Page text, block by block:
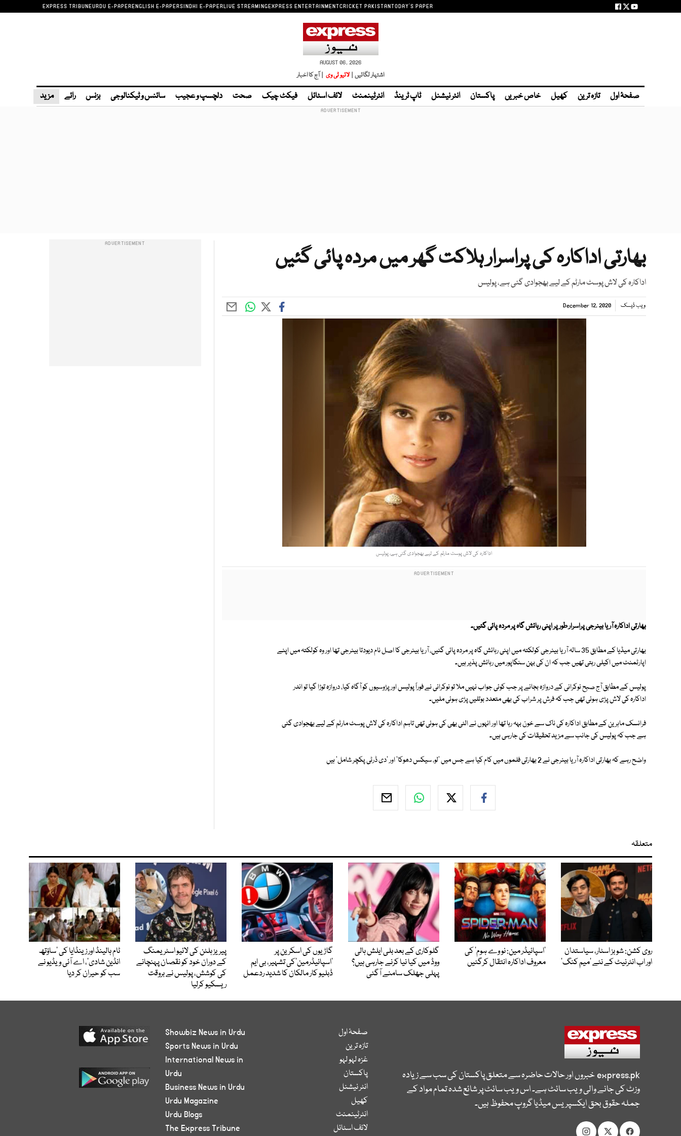
EXPRESS TRIBUNEURDU E-PAPERENGLISH E-PAPERSINDHI E-PAPERLIVE STREAMINGEXPRESS ENTERTAINMENTCRICKET PAKISTANTODAY'S PAPER
AUGUST 06, 2026
اشتہار لگائیں | لائیو ٹی وی | آج کا اخبار
صفحۂ اول تازہ ترین کھیل خاص خبریں پاکستان انٹر نیشنل ٹاپ ٹرینڈ انٹرٹینمنٹ لائف اسٹائل فیکٹ چیک صحت دلچسپ و عجیب سائنس و ٹیکنالوجی بزنس رائے مزید
بھارتی اداکارہ کی پراسرار ہلاکت گھر میں مردہ پائی گئیں
اداکارہ کی لاش پوسٹ مارٹم کے لیے بھجوادی گئی ہے، پولیس
ویب ڈیسک December 12, 2020
اداکارہ کی لاش پوسٹ مارٹم کے لیے بھجوادی گئی ہے، پولیس
بھارتی اداکارہ آریا بینرجی پراسرار طور پر اپنی رہائش گاہ پر مردہ پائی گئیں۔
بھارتی میڈیا کے مطابق 35 سالہ آریا بینرجی کولکتہ میں اپنی رہائش گاہ پر مردہ پائی گئیں، آریا بینرجی کا اصل نام دیودتا بینرجی تھا اور وہ کولکتہ میں اپنے
اپارٹمنٹ میں اکیلی رہتی تھیں جب کہ ان کی بہن سنگاپور میں رہائش پذیر ہیں۔
پولیس کے مطابق آج صبح نوکرانی کے دروازہ بجانے پر جب کوئی جواب نہیں ملا تو نوکرانی نے فوراً پولیس اور پڑوسیوں کو آگاہ کیا، دروازہ توڑا گیا تو اندر
اداکارہ کی لاش پڑی ہوئی تھی جب کہ فرش پر شراب کی بھی متعدد بوتلیں پڑی ہوئی ملیں۔
فرانسک ماہرین کے مطابق اداکارہ کی ناک سے خون بہہ رہا تھا اور انہوں نے الٹی بھی کی ہوئی تھی تاہم اداکارہ کی لاش پوسٹ مارٹم کے لیے بھجوادی گئی
ہے جب کہ پولیس کی جانب سے مزید تحقیقات کی جارہی ہیں۔
واضح رہے کہ بھارتی اداکارہ آریا بینرجی نے 2 بھارتی فلموں میں کام کیا ہے جس میں 'لو، سیکس دھوکا' اور 'دی ڈرٹی پکچر شامل' ہیں
متعلقہ
روی کشن: شوبز اسٹار، سیاستدان
اور اب انٹرنیٹ کے نئے ’میم کنگ‘
’اسپائیڈر مین: نو وے ہوم‘ کی
معروف اداکارہ انتقال کرگئیں
گلوکاری کے بعد بلی ایلش ہالی
ووڈ میں کیا نیا کرنے جارہی ہیں؟
پہلی جھلک سامنے آگئی
گاڑیوں کی اسکرین پر
’اسپائیڈرمین‘کی تشہیر، بی ایم
ڈبلیو کار مالکان کا شدید ردعمل
پیریز ہلٹن کی لائیو اسٹریمنگ
کے دوران خود کو نقصان پہنچانے
کی کوشش، پولیس نے بروقت
ریسکیو کرلیا
ٹام ہالینڈ اور زینڈایا کی ’ساؤتھ
انڈین شادی‘، اے آئی ویڈیو نے
سب کو حیران کر دیا
express.pkخبروں اور حالات حاضرہ سے متعلق پاکستان کی سب سے زیادہ
وزٹ کی جانے والی ویب سائٹ ہے۔ اس ویب سائٹ پر شائع شدہ تمام مواد کے
جملہ حقوق بحق ایکسپریس میڈیا گروپ محفوظ ہیں۔
صفحۂ اول
تازہ ترین
غزہ لہو لہو
پاکستان
انٹر نیشنل
کھیل
انٹرٹینمنٹ
لائف اسٹائل
Showbiz News in Urdu
Sports News in Urdu
International News in
Urdu
Business News in Urdu
Urdu Magazine
Urdu Blogs
The Express Tribune